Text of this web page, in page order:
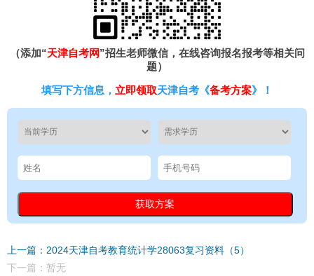
（添加“天津自考网”招生老师微信，在线咨询报名报考等相关问
题）
填写下方信息， 立即领取天津自考《备考方案》！
上一篇：2024天津自考教育统计学28063复习资料（5）
下一篇：暂无